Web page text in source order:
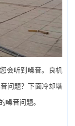
会听到噪音。良机
问题？下面冷却塔
噪音问题。